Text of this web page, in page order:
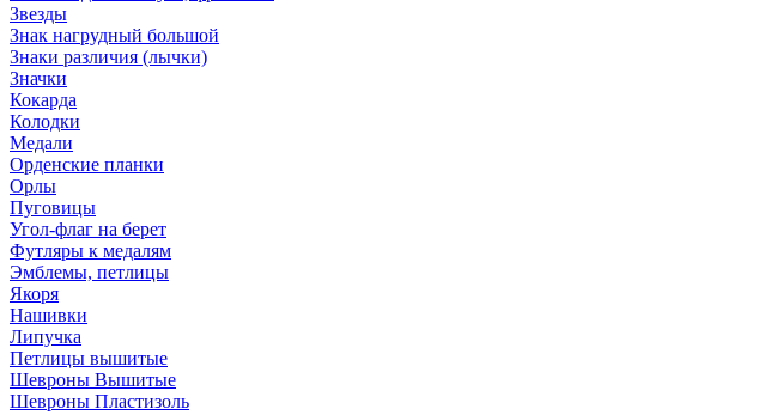
Звезды
Знак нагрудный большой
Знаки различия (лычки)
Значки
Кокарда
Колодки
Медали
Орденские планки
Орлы
Пуговицы
Угол-флаг на берет
Футляры к медалям
Эмблемы, петлицы
Якоря
Нашивки
Липучка
Петлицы вышитые
Шевроны Вышитые
Шевроны Пластизоль